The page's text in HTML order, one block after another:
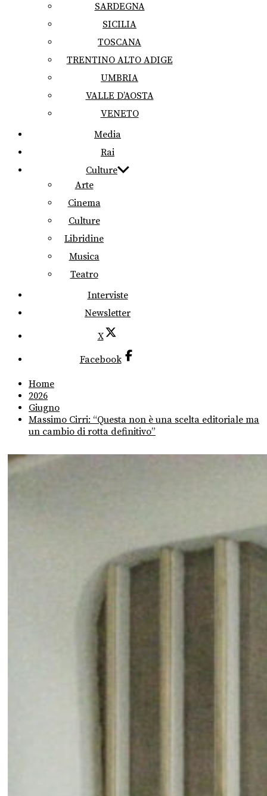
SARDEGNA
SICILIA
TOSCANA
TRENTINO ALTO ADIGE
UMBRIA
VALLE D’AOSTA
VENETO
Media
Rai
Culture
Arte
Cinema
Culture
Libridine
Musica
Teatro
Interviste
Newsletter
X
Facebook
Home
2026
Giugno
Massimo Cirri: “Questa non è una scelta editoriale ma
un cambio di rotta definitivo”